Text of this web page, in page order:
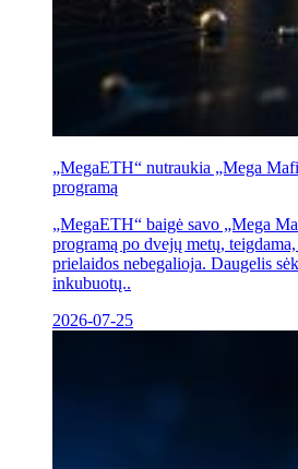
„MegaETH“ nutraukia „Mega
programą
„MegaETH“ baigė savo „Mega
programą po dvejų metų,
prielaidos nebegalioja. Daugelis
inkubuotų..
2026-07-25